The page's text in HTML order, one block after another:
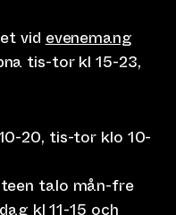
vid evenemang
tis-tor kl 15-23,
20, tis-tor klo 10-
talo mån-fre
kl 11-15 och